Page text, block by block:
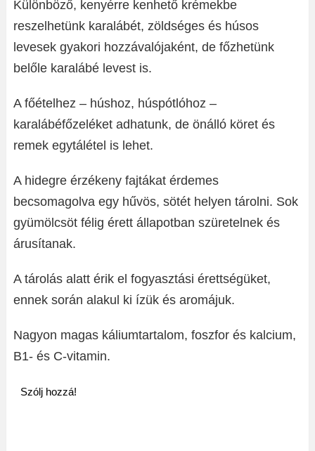
Különböző, kenyérre kenhető krémekbe
reszelhetünk karalábét, zöldséges és húsos
levesek gyakori hozzávalójaként, de főzhetünk
belőle karalábé levest is.
A főételhez – húshoz, húspótlóhoz –
karalábéfőzeléket adhatunk, de önálló köret és
remek egytálétel is lehet.
A hidegre érzékeny fajtákat érdemes
becsomagolva egy hűvös, sötét helyen tárolni. Sok
gyümölcsöt félig érett állapotban szüretelnek és
árusítanak.
A tárolás alatt érik el fogyasztási érettségüket,
ennek során alakul ki ízük és aromájuk.
Nagyon magas káliumtartalom, foszfor és kalcium,
B1- és C-vitamin.
Szólj hozzá!